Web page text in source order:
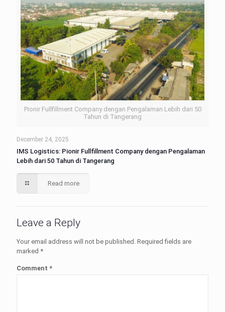
Pionir Fullfillment Company dengan Pengalaman Lebih dari 50
Tahun di Tangerang
December 24, 2025
IMS Logistics: Pionir Fullfillment Company dengan Pengalaman
Lebih dari 50 Tahun di Tangerang
Read more
Leave a Reply
Your email address will not be published. Required fields are
marked *
Comment *